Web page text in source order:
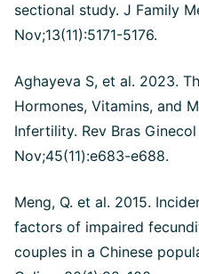
sectional study. J Family
Nov;13(11):5171-5176.
Aghayeva S, et al. 2023.
Hormones, Vitamins, and
Infertility. Rev Bras
Nov;45(11):e683-e688.
Meng, Q. et al. 2015.
factors of impaired
couples in a Chinese